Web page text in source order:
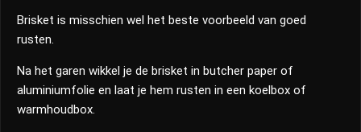
Brisket is misschien wel het beste voorbeeld van goed
rusten.
Na het garen wikkel je de brisket in butcher paper of
aluminiumfolie en laat je hem rusten in een koelbox of
warmhoudbox.